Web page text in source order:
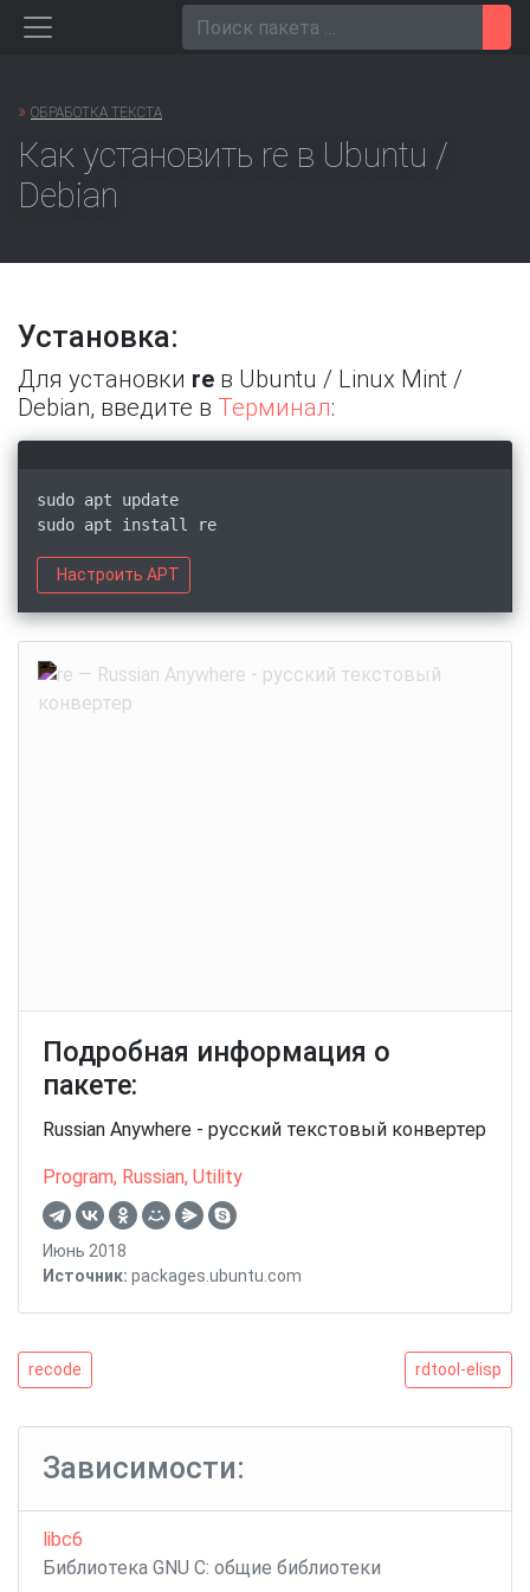
Перейти
» ОБРАБОТКА ТЕКСТА
Как установить re в Ubuntu /
Debian
Установка:
Для установки re в Ubuntu / Linux Mint /
Debian, введите в Терминал:
sudo apt update
sudo apt install re
Настроить APT
Подробная информация о
пакете:
Russian Anywhere - русский текстовый конвертер
Program, Russian, Utility
Июнь 2018
Источник: packages.ubuntu.com
Навигация
записям
recode
recode
rdtool-
elisp
rdtool-elisp
Зависимости:
libc6
Библиотека GNU C: общие библиотеки